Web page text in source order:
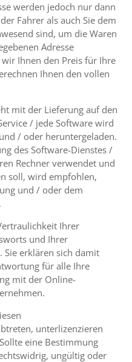
werden jedoch nur dann
Fahrer als auch Sie dem
sind, um die Waren
Adresse
Ihnen den Preis für Ihre
Ihnen den vollen
mit der Lieferung auf den
/ jede Software wird
/ oder heruntergeladen.
des Software-Dienstes /
Rechner verwendet und
soll, wird empfohlen,
und / oder dem
Ihrer
und Ihrer
erklären sich damit
für alle Ihre
mit der Online-
unterlizenzieren
eine Bestimmung
ungültig oder